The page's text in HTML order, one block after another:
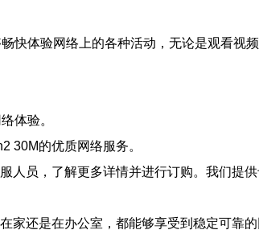
体验网络上的各种活动，无论是观看视
体验。
30M的优质网络服务。
员，了解更多详情并进行订购。我们提
还是在办公室，都能够享受到稳定可靠